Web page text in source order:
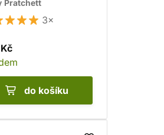
Pratchett
3×
do košíku